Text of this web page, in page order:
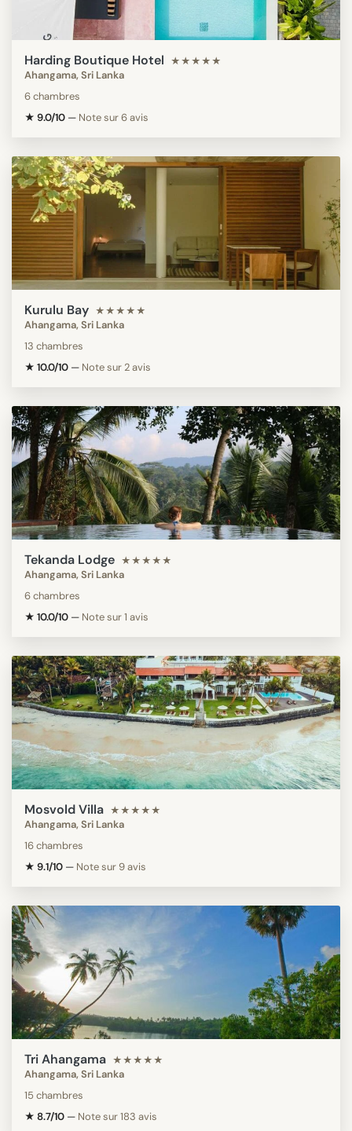
Harding Boutique Hotel ★★★★★
Ahangama, Sri Lanka
6 chambres
★ 9.0/10 — Note sur 6 avis
Kurulu Bay ★★★★★
Ahangama, Sri Lanka
13 chambres
★ 10.0/10 — Note sur 2 avis
Tekanda Lodge ★★★★★
Ahangama, Sri Lanka
6 chambres
★ 10.0/10 — Note sur 1 avis
Mosvold Villa ★★★★★
Ahangama, Sri Lanka
16 chambres
★ 9.1/10 — Note sur 9 avis
Tri Ahangama ★★★★★
Ahangama, Sri Lanka
15 chambres
★ 8.7/10 — Note sur 183 avis